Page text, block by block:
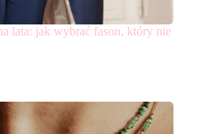
lata: jak wybrać fason, który nie